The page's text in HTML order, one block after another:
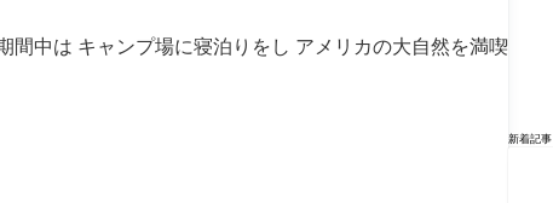
中は キャンプ場に寝泊りをし アメリカの大自然を満喫
新着記事